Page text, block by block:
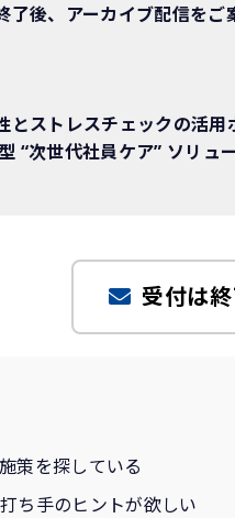
後、アーカイブ配信を
ストレスチェックの活用
“次世代社員ケア” ソリュ
受付は
策を探している
ち手のヒントが欲しい